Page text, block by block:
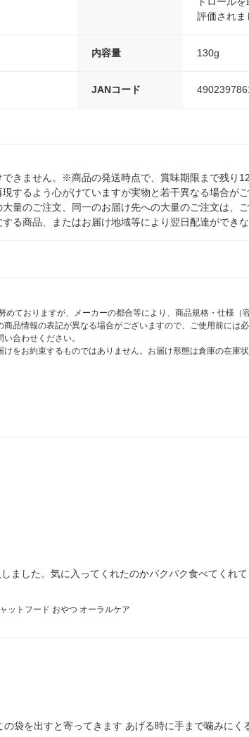
評価されま
内容量 130g
JANコード
できません。※商品の発送時点で、賞味期限まで残り
するよう心がけていますが実物と若干異なる場合が
量のご注文、同一のお届け先への大量のご注文は、
る商品、またはお届け地域等により翌日配達ができな
ておりますが、メーカーの都合等により、商品規格・仕様（
品情報の表記が異なる場合がございますので、ご使用前には
合わせください。
をお約束するものではありません。お届け形態は倉庫の在庫
ました。気に入ってくれたのかパクパク食べてくれ
ットフード おやつ オーラルケア
袋を出すと寄ってきます あげる時に手まで噛みにく